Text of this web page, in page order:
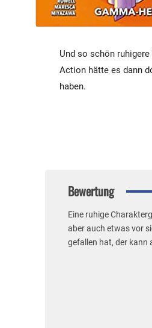
Und so schön
Action hätte es dann
haben.
Bewertung
Eine ruhige
aber auch etwas vor
gefallen hat, der kann